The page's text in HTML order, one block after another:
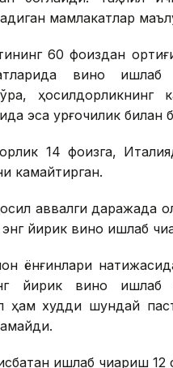
мамлакатлар
60 фоиздан
вино ишлаб
эса қурғоқчилик билан
14 фоизга,
камайтирган.
аввалги даражада
йирик вино ишлаб
ёнғинлари
йирик вино ишлаб
ҳам худди шундай
ишлаб чиқариш